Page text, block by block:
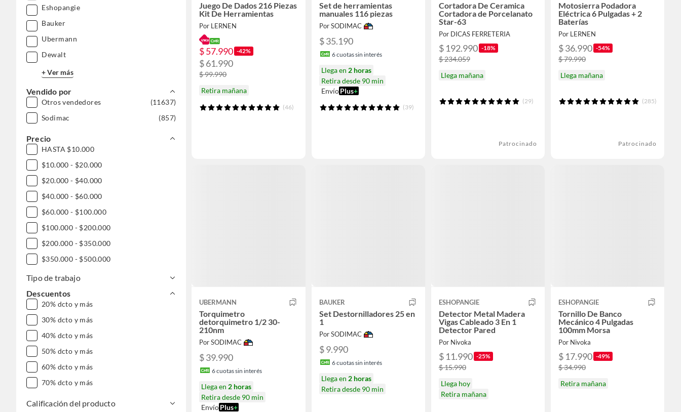
Saco escombro y balde construcción
Eshopangie
Bauker
Ubermann
Dewalt
+ Ver más
Vendido por
Otros vendedores
(11637)
Sodimac
(857)
Precio
HASTA $10.000
$10.000 - $20.000
$20.000 - $40.000
$40.000 - $60.000
$60.000 - $100.000
$100.000 - $200.000
$200.000 - $350.000
$350.000 - $500.000
$500.000 - $1.000.000
DESDE $1.000.000
Tipo de trabajo
Descuentos
20% dcto y más
30% dcto y más
40% dcto y más
50% dcto y más
60% dcto y más
70% dcto y más
Calificación del producto
Juego De Dados 216 Piezas
Kit De Herramientas
Por LERNEN
$ 57.990 -42%
$ 61.990
$ 99.990
Retira mañana
(46)
Set de herramientas
manuales 116 piezas
Por SODIMAC
$ 35.190
6cuotas sin interés
Llega en 2 horas
Retira desde 90 min
Envío Plus+
(39)
Cortadora De Ceramica
Cortadora de Porcelanato
Star-63
Por DICAS FERRETERIA
$ 192.990 -18%
$ 234.059
Llega mañana
(29)
Patrocinado
Motosierra Podadora
Eléctrica 6 Pulgadas + 2
Baterías
Por LERNEN
$ 36.990 -54%
$ 79.990
Llega mañana
(285)
Patrocinado
UBERMANN
Torquimetro
detorquimetro 1/2 30-
210nm
Por SODIMAC
$ 39.990
6cuotas sin interés
Llega en 2 horas
Retira desde 90 min
EnvíoPlus+
BAUKER
Set Destornilladores 25 en
1
Por SODIMAC
$ 9.990
6cuotas sin interés
Llega en 2 horas
Retira desde 90 min
ESHOPANGIE
Detector Metal Madera
Vigas Cableado 3 En 1
Detector Pared
Por Nivoka
$ 11.990 -25%
$ 15.990
Llega hoy
Retira mañana
ESHOPANGIE
Tornillo De Banco
Mecánico 4 Pulgadas
100mm Morsa
Por Nivoka
$ 17.990 -49%
$ 34.990
Retira mañana